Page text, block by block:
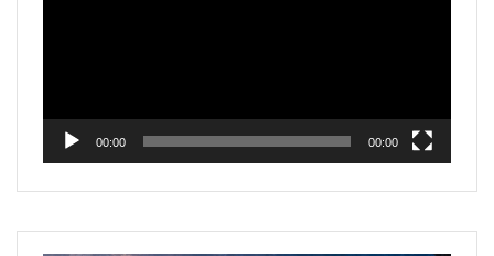
00:00 00:00